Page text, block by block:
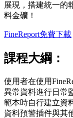
展現，搭建統一的
料金礦！
FineReport免費下載
課程大綱：
使用者在使用
異常資料進行日常
範本時自行建立資
資料預警插件與其